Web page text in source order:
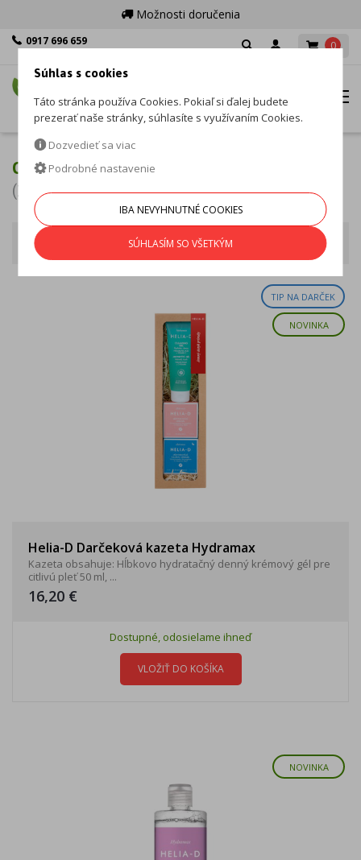
Možnosti doručenia
0917 696 659
Po - Pia: 8:00 - 16:00
0
CITLIVÁ A ALERGICKÁ PLEŤ
(15 produktov)
Zoradiť podľa
Problematická pleť
TIP NA DARČEK
NOVINKA
Helia-D Darčeková kazeta Hydramax
Kazeta obsahuje: Hĺbkovo hydratačný denný krémový gél pre
citlivú pleť 50 ml, ...
16,20 €
Dostupné, odosielame ihneď
VLOŽIŤ DO KOŠÍKA
NOVINKA
Súhlas s cookies
Táto stránka používa Cookies. Pokiaľ si ďalej budete
prezerať naše stránky, súhlasíte s využívaním Cookies.
Dozvedieť sa viac
Podrobné nastavenie
IBA NEVYHNUTNÉ COOKIES
SÚHLASÍM SO VŠETKÝM